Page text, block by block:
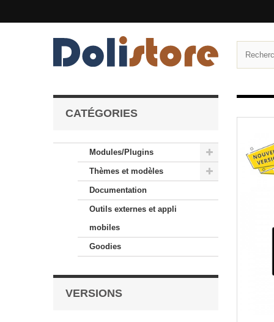
CATÉGORIES
Modules/Plugins
Thèmes et modèles
Documentation
Outils externes et appli
mobiles
Goodies
VERSIONS